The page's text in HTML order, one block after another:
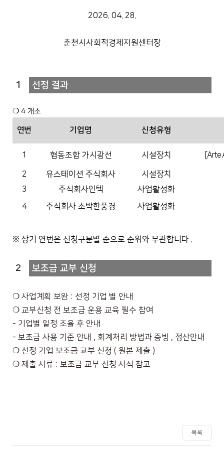
2026. 04. 28.
춘천시사회적경제지원센터장
1 선정 결과
❍ 4 개소
연번 기업명 신청유형
1 협동조합 가시광선 시설장치 [Arte
2 유스테이션 주식회사
시설장치
3
주식회사인텍
사업활성화
4
주식회사 소박한풍경 사업활성화
※ 상기 연번은 신청구분별 순으로 순위와 무관합니다 .
2 보조금 교부 신청
❍ 사업계획 보완 : 선정 기업 별 안내
❍ 교부신청 전 보조금 운용 교육 필수 참여
- 기업별 일정 조율 후 안내
- 보조금 사용 기준 안내 , 회계처리 방법과 증빙 , 정산안내
❍ 선정 기업 보조금 교부 신청 ( 원본 제출 )
❍ 제출 서류 : 보조금 교부 신청 서식 참고
목록